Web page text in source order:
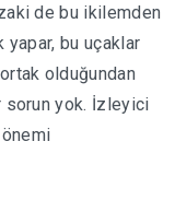
de bu ikilemden
yapar, bu uçaklar
olduğundan
sorun yok. İzleyici